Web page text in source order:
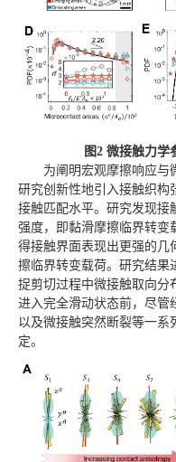
图2 微接触力学
为阐明宏观摩擦响应与
研究创新性地引入接触织构
接触匹配水平。研究发现接
强度，即黏滑摩擦临界转变
得接触界面表现出更强的几
擦临界转变载荷。研究结果
捉剪切过程中微接触取向分
进入完全滑动状态前，尽管
以及微接触突然断裂等一系
定。